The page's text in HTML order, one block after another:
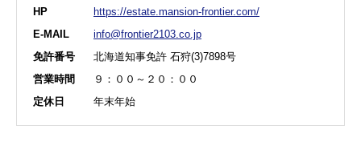
HP
https://estate.mansion-frontier.com/
E-MAIL
info@frontier2103.co.jp
免許番号
北海道知事免許 石狩(3)7898号
営業時間
９：００～２０：００
定休日
年末年始